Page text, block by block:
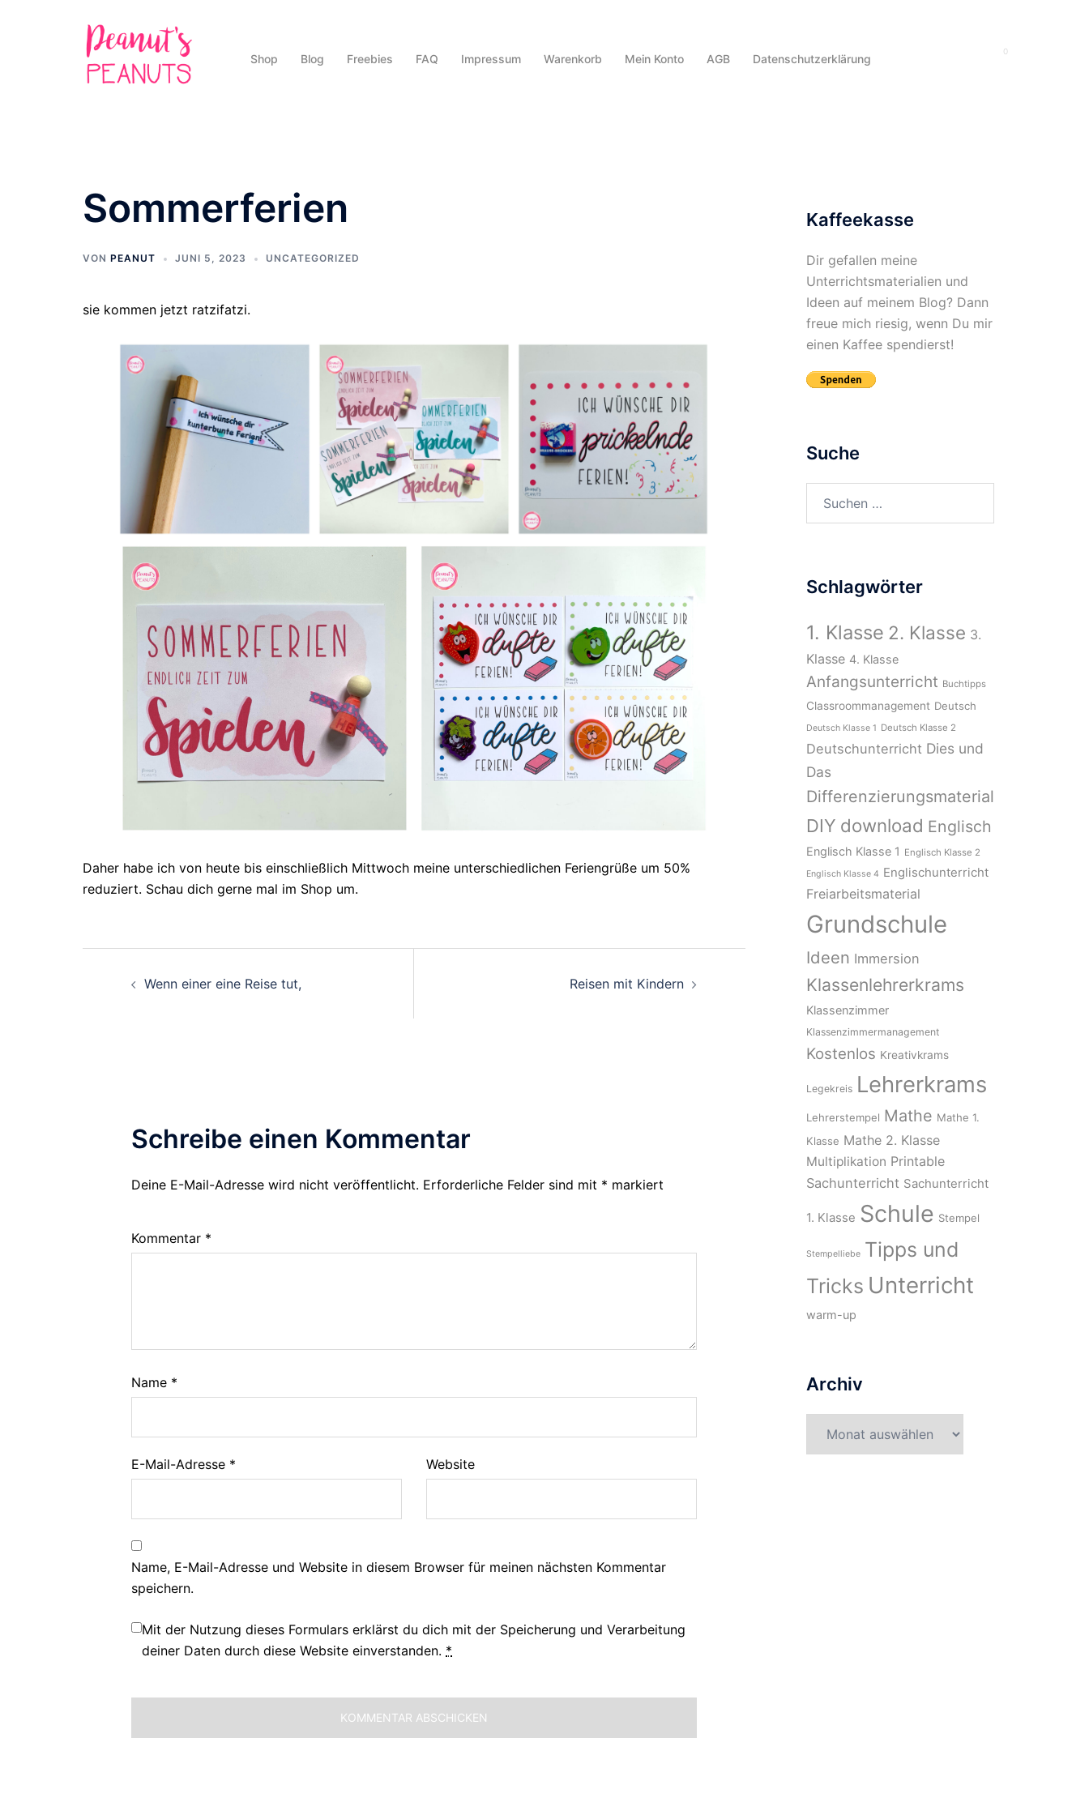
Shop Blog Freebies FAQ Impressum Warenkorb Mein Konto AGB Datenschutzerklärung
0
Sommerferien
VON PEANUT JUNI 5, 2023 UNCATEGORIZED
sie kommen jetzt ratzifatzi.
Daher habe ich von heute bis einschließlich Mittwoch meine unterschiedlichen Feriengrüße um 50%
reduziert. Schau dich gerne mal im Shop um.
Wenn einer eine Reise tut, Reisen mit Kindern
Schreibe einen Kommentar
Deine E-Mail-Adresse wird nicht veröffentlicht. Erforderliche Felder sind mit * markiert
Kommentar *
Name *
E-Mail-Adresse * Website
Name, E-Mail-Adresse und Website in diesem Browser für meinen nächsten Kommentar
speichern.
Mit der Nutzung dieses Formulars erklärst du dich mit der Speicherung und Verarbeitung
deiner Daten durch diese Website einverstanden. *
Kaffeekasse
Dir gefallen meine
Unterrichtsmaterialien und
Ideen auf meinem Blog? Dann
freue mich riesig, wenn Du mir
einen Kaffee spendierst!
Suche
nach:
Schlagwörter
1. Klasse 2. Klasse 3.
Klasse 4. Klasse
Anfangsunterricht Buchtipps
Classroommanagement Deutsch
Deutsch Klasse 1 Deutsch Klasse 2
Deutschunterricht Dies und
Das
Differenzierungsmaterial
DIY download Englisch
Englisch Klasse 1 Englisch Klasse 2
Englisch Klasse 4 Englischunterricht
Freiarbeitsmaterial
Grundschule
Ideen Immersion
Klassenlehrerkrams
Klassenzimmer
Klassenzimmermanagement
Kostenlos Kreativkrams
Legekreis Lehrerkrams
Lehrerstempel Mathe Mathe 1.
Klasse Mathe 2. Klasse
Multiplikation Printable
Sachunterricht Sachunterricht
1. Klasse Schule Stempel
Stempelliebe Tipps und
Tricks Unterricht
warm-up
Archiv